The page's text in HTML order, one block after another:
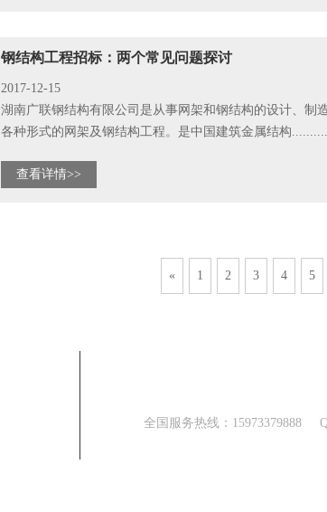
钢结构工程招标：两个常见问题探讨
2017-12-15
湖南广联钢结构有限公司是从事网架和钢结构的设计、制
各种形式的网架及钢结构工程。是中国建筑金属结构
查看详情>>
« 1 2 3 4 5
全国服务热线： 15973379888